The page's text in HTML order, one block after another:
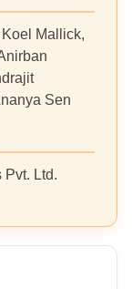
Mallick,
Sen
Pvt. Ltd.